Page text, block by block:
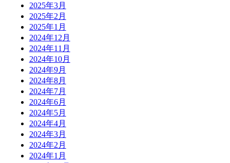
2025年3月
2025年2月
2025年1月
2024年12月
2024年11月
2024年10月
2024年9月
2024年8月
2024年7月
2024年6月
2024年5月
2024年4月
2024年3月
2024年2月
2024年1月